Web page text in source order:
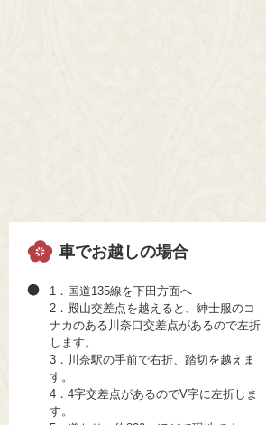
車でお越しの場合
1．国道135線を下田方面へ
2．殿山交差点を越えると、紳士服のコ
ナカのある川奈口交差点があるので左折
します。
3．川奈駅の手前で右折、踏切を越えま
す。
4．4字交差点があるのでV字に左折しま
す。